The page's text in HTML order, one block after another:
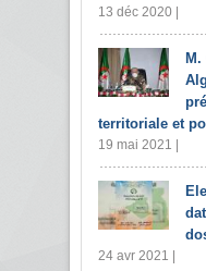
13 déc 2020 |
territoriale et
19 mai 2021 |
24 avr 2021 |